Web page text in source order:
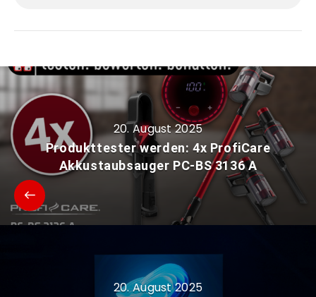
20. August 2025
Produkttester werden: 4x ProfiCare
Akkustaubsauger PC-BS 3136 A
20. August 2025